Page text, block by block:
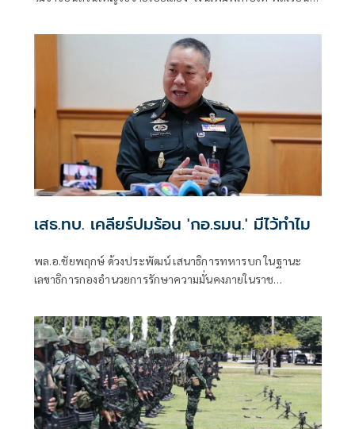
เสธ.ทบ. เคลียร์ปมร้อน 'กอ.รมน.' มีไว้ทำไม
พล.อ.ชัยพฤกษ์ ด้วงประพัฒน์ เสนาธิการทหารบก ในฐานะ
เลขาธิการกองอำนวยการรักษาความมั่นคงภายในราช
กอ.รมน.อยู่เพราะมีบทบาทหน้าที่เป็นแกนกลางในการบูรณา
การหน่วยงานโดยนำผู้เชี่ยวชาญจากหน่วยต่างๆ เข้ามาช่วย
แก้ไขปัญหารวมกัน่